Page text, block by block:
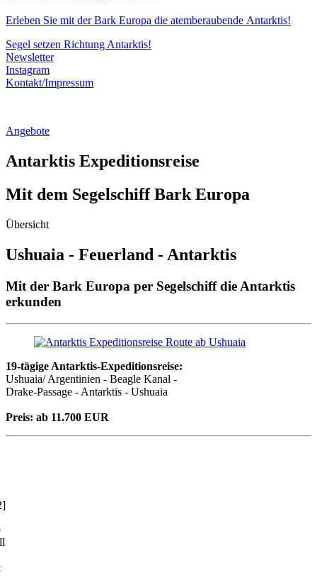
Erleben Sie mit der Bark Europa die atemberaubende Antarktis!
Segel setzen Richtung Antarktis!
Newsletter
Instagram
Kontakt/Impressum
Angebote
Antarktis Expeditionsreise
Mit dem Segelschiff Bark Europa
Übersicht
Ushuaia - Feuerland - Antarktis
Mit der Bark Europa per Segelschiff die Antarktis
erkunden
19-tägige Antarktis-Expeditionsreise:
Ushuaia/ Argentinien - Beagle Kanal -
Drake-Passage - Antarktis - Ushuaia
Preis: ab 11.700 EUR